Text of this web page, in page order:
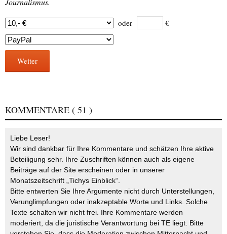
oder €
Weiter
KOMMENTARE ( 51 )
Liebe Leser!
Wir sind dankbar für Ihre Kommentare und schätzen Ihre aktive
Beteiligung sehr. Ihre Zuschriften können auch als eigene
Beiträge auf der Site erscheinen oder in unserer
Monatszeitschrift „Tichys Einblick“.
Bitte entwerten Sie Ihre Argumente nicht durch Unterstellungen,
Verunglimpfungen oder inakzeptable Worte und Links. Solche
Texte schalten wir nicht frei. Ihre Kommentare werden
moderiert, da die juristische Verantwortung bei TE liegt. Bitte